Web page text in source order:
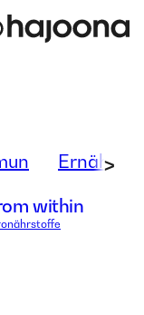
>
within